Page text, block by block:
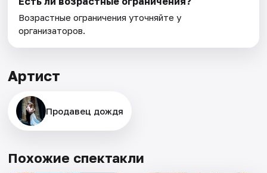
Возрастные ограничения уточняйте у
организаторов.
Артист
Продавец дождя
Похожие спектакли